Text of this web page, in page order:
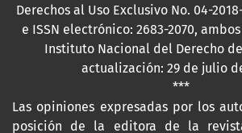
Derechos al Uso Exclusivo No. 04-
e ISSN electrónico: 2683-2070,
Instituto Nacional del Derecho de
actualización: 29 de julio
***
Las opiniones expresadas por los
posición de la editora de la